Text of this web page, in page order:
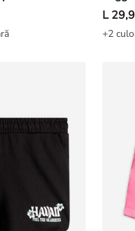
L
+2